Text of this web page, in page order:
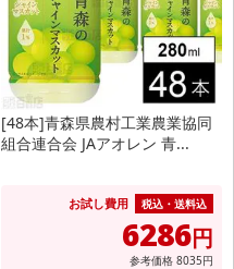
[48本]青森県農村工業農業協同
組合連合会 JAアオレン 青...
お試し費用 税込・送料込
6286円
参考価格 8035円